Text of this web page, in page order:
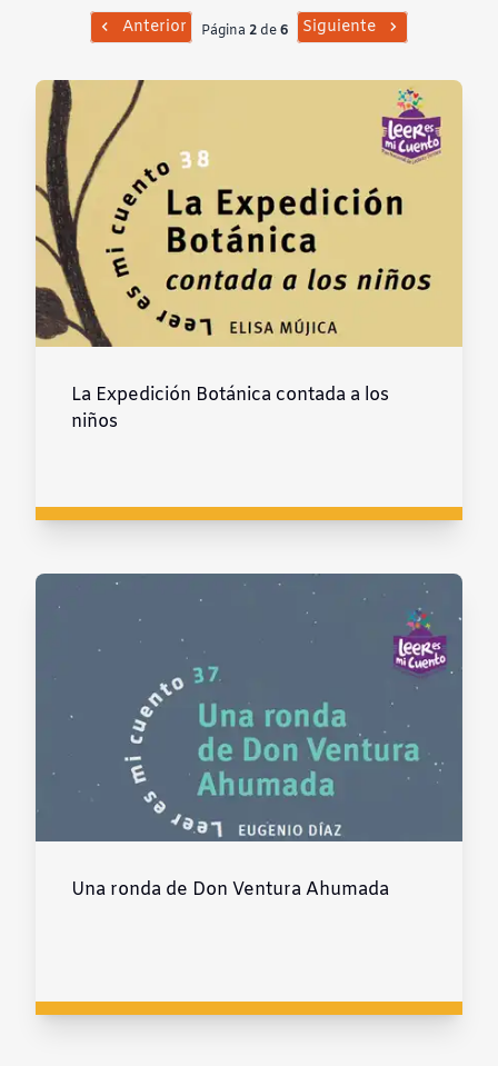
Anterior Página 2 de6 Siguiente
La Expedición Botánica contada a los
niños
Una ronda de Don Ventura Ahumada